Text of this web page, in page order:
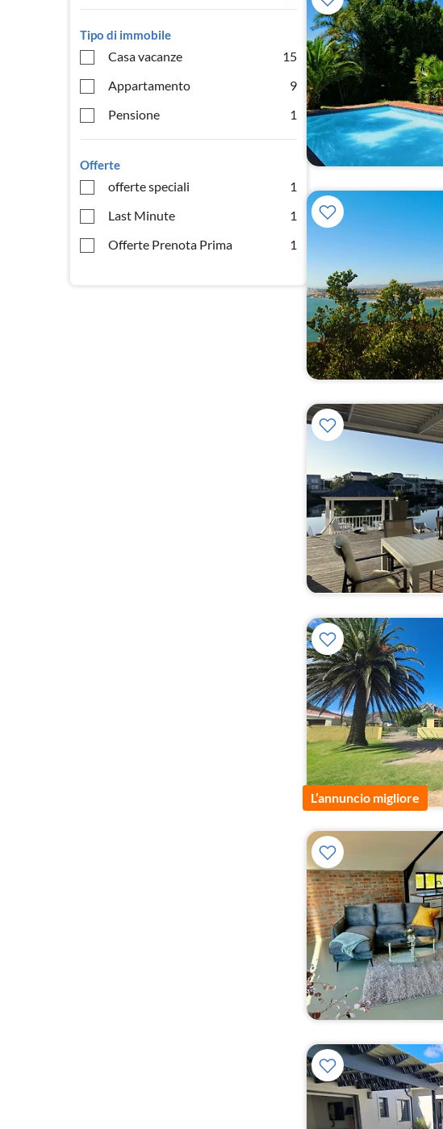
Tipo di immobile
Casa vacanze
15
Appartamento
9
Pensione
1
Offerte
offerte speciali
1
Last Minute
1
Offerte Prenota Prima
1
L’annuncio migliore